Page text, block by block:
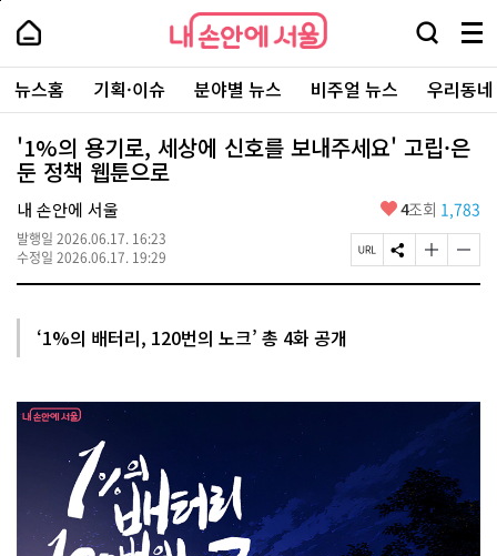
본
로
가
내
손
안
에
서
울
-
서
울
시
대
표
소
통
포
내
손
에
울
검
창
열
기
메
뉴
전
체
보
주
요
서
뉴스홈 기획·이슈 분야별 뉴스 비주얼 뉴스 우리동
'1%의 용기로, 세상에 신호를 보내주세요' 고립·은
둔 정책 웹툰으로
내 손안에 서울
발행일 2026.06.17. 16:23
수정일 2026.06.17. 19:29
좋
요
4조회 1,783
페
이
S
N
글
자
하
글
자
하
‘1%의 배터리, 120번의 노크’ 총 4화 공개
페
상
단
로